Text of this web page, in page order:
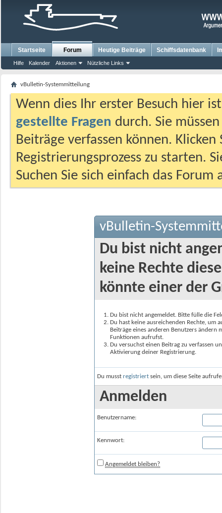
Startseite Forum
Hilfe Kalender Aktionen Nützliche Links
Heutige Beiträge Schiffsdatenbank
vBulletin-Systemmitteilung
Wenn dies Ihr erster Besuch hier
gestellte Fragen durch. Sie
Beiträge verfassen können.
Registrierungsprozess zu starten.
Suchen Sie sich einfach das
vBulletin-
Du bist nicht
keine Rechte
könnte einer der
Du bist nicht angemeldet. Bitte fülle die
Du hast keine ausreichenden Rechte, um
Beiträge eines anderen Benutzers
Funktionen aufrufst.
Du versuchst einen Beitrag zu verfassen
Aktivierung deiner Registrierung.
Du musst registriert sein, um diese Seite
Anmelden
Benutzername:
Kennwort:
Angemeldet bleiben?